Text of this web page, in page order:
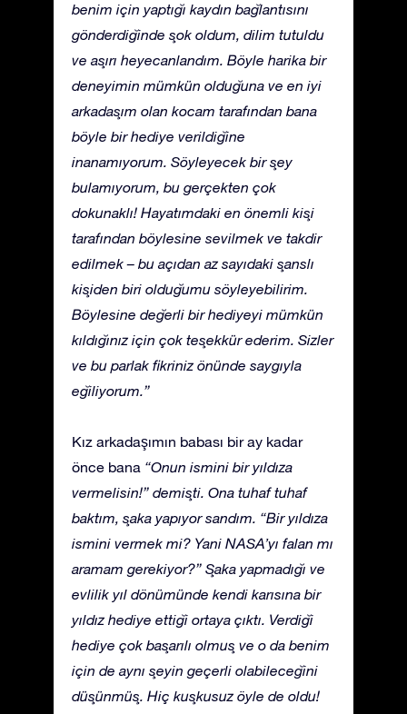
benim için yaptığı kaydın bağlantısını
gönderdiğinde şok oldum, dilim tutuldu
ve aşırı heyecanlandım. Böyle harika bir
deneyimin mümkün olduğuna ve en iyi
arkadaşım olan kocam tarafından bana
böyle bir hediye verildiğine
inanamıyorum. Söyleyecek bir şey
bulamıyorum, bu gerçekten çok
dokunaklı! Hayatımdaki en önemli kişi
tarafından böylesine sevilmek ve takdir
edilmek – bu açıdan az sayıdaki şanslı
kişiden biri olduğumu söyleyebilirim.
Böylesine değerli bir hediyeyi mümkün
kıldığınız için çok teşekkür ederim. Sizler
ve bu parlak fikriniz önünde saygıyla
eğiliyorum.”
Kız arkadaşımın babası bir ay kadar
önce bana “Onun ismini bir yıldıza
vermelisin!” demişti. Ona tuhaf tuhaf
baktım, şaka yapıyor sandım. “Bir yıldıza
ismini vermek mi? Yani NASA’yı falan mı
aramam gerekiyor?” Şaka yapmadığı ve
evlilik yıl dönümünde kendi karısına bir
yıldız hediye ettiği ortaya çıktı. Verdiği
hediye çok başarılı olmuş ve o da benim
için de aynı şeyin geçerli olabileceğini
düşünmüş. Hiç kuşkusuz öyle de oldu!